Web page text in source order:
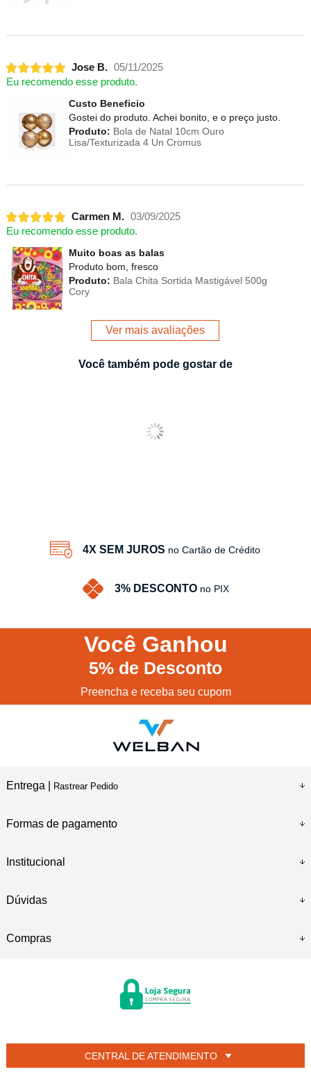
Jose B. 05/11/2025
Eu recomendo esse produto.
Custo Beneficio
Gostei do produto. Achei bonito, e o preço justo.
Produto: Bola de Natal 10cm Ouro
Lisa/Texturizada 4 Un Cromus
Carmen M. 03/09/2025
Eu recomendo esse produto.
Muito boas as balas
Produto bom, fresco
Produto: Bala Chita Sortida Mastigável 500g
Cory
Ver mais avaliações
Você também pode gostar de
4X SEM JUROS no Cartão de Crédito
3% DESCONTO no PIX
Você Ganhou
5% de Desconto
Preencha e receba seu cupom
Entrega | Rastrear Pedido
Formas de pagamento
Institucional
Dúvidas
Compras
CENTRAL DE ATENDIMENTO